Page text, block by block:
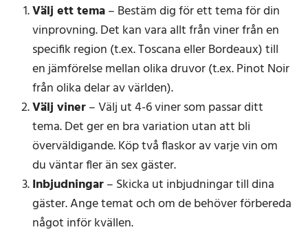
Välj ett tema– Bestäm dig för ett tema för din
vinprovning. Det kan vara allt från viner från en
specifik region (t.ex. Toscana eller Bordeaux) till
en jämförelse mellan olika druvor (t.ex. Pinot Noir
från olika delar av världen).
Välj viner– Välj ut 4-6 viner som passar ditt
tema. Det ger en bra variation utan att bli
överväldigande. Köp två flaskor av varje vin om
du väntar fler än sex gäster.
Inbjudningar– Skicka ut inbjudningar till dina
gäster. Ange temat och om de behöver förbereda
något inför kvällen.